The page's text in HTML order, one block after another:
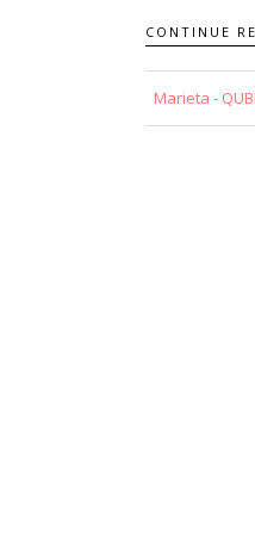
CONTINUE
Marieta -